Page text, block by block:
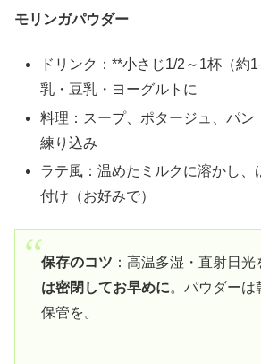
モリンガパウダー
ドリンク：**小さじ1/2～1杯（約
乳・豆乳・ヨーグルトに
料理：スープ、ポタージュ、パン
練り込み
ラテ風：温めたミルクに溶かし、
付け（お好みで）
保存のコツ ：高温多湿・直射日光
は密閉してお早めに。パウダーは
保管を。